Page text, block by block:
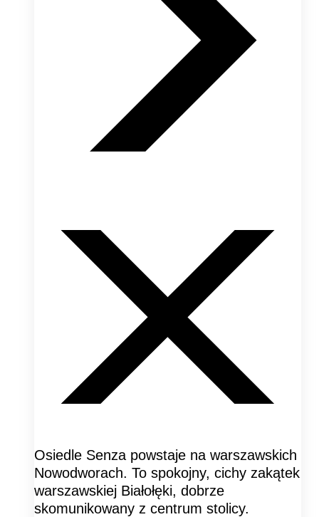
Osiedle Senza powstaje na warszawskich
Nowodworach. To spokojny, cichy zakątek
warszawskiej Białołęki, dobrze
skomunikowany z centrum stolicy.